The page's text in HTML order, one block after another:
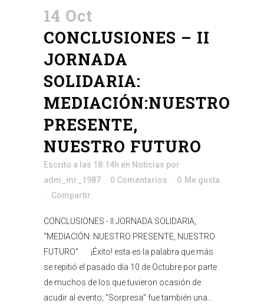
14 Oct
CONCLUSIONES – II
JORNADA
SOLIDARIA:
MEDIACIÓN:NUESTRO
PRESENTE,
NUESTRO FUTURO
Escrito a las 18:14h en Noticias por
adm_mr_1987
0 Comentarios 0 Me gusta
Compartir
CONCLUSIONES - II JORNADA SOLIDARIA,
"MEDIACIÓN: NUESTRO PRESENTE, NUESTRO
FUTURO" ¡Éxito! esta es la palabra que más
se repitió el pasado día 10 de Octubre por parte
de muchos de los que tuvieron ocasión de
acudir al evento; "Sorpresa" fue también una...